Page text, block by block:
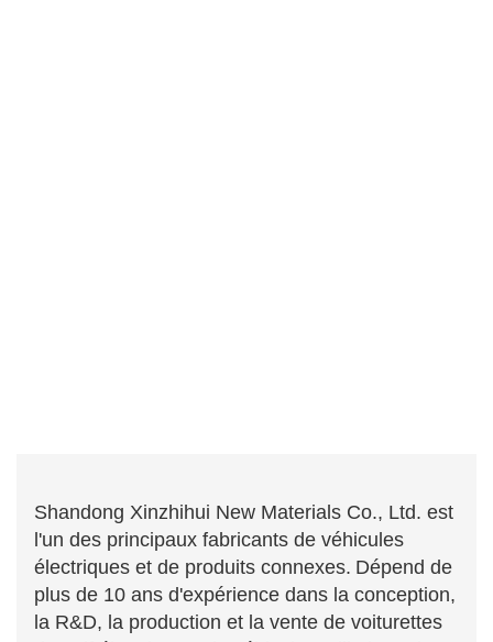
Shandong Xinzhihui New Materials Co., Ltd. est
l'un des principaux fabricants de véhicules
électriques et de produits connexes. Dépend de
plus de 10 ans d'expérience dans la conception,
la R&D, la production et la vente de voiturettes